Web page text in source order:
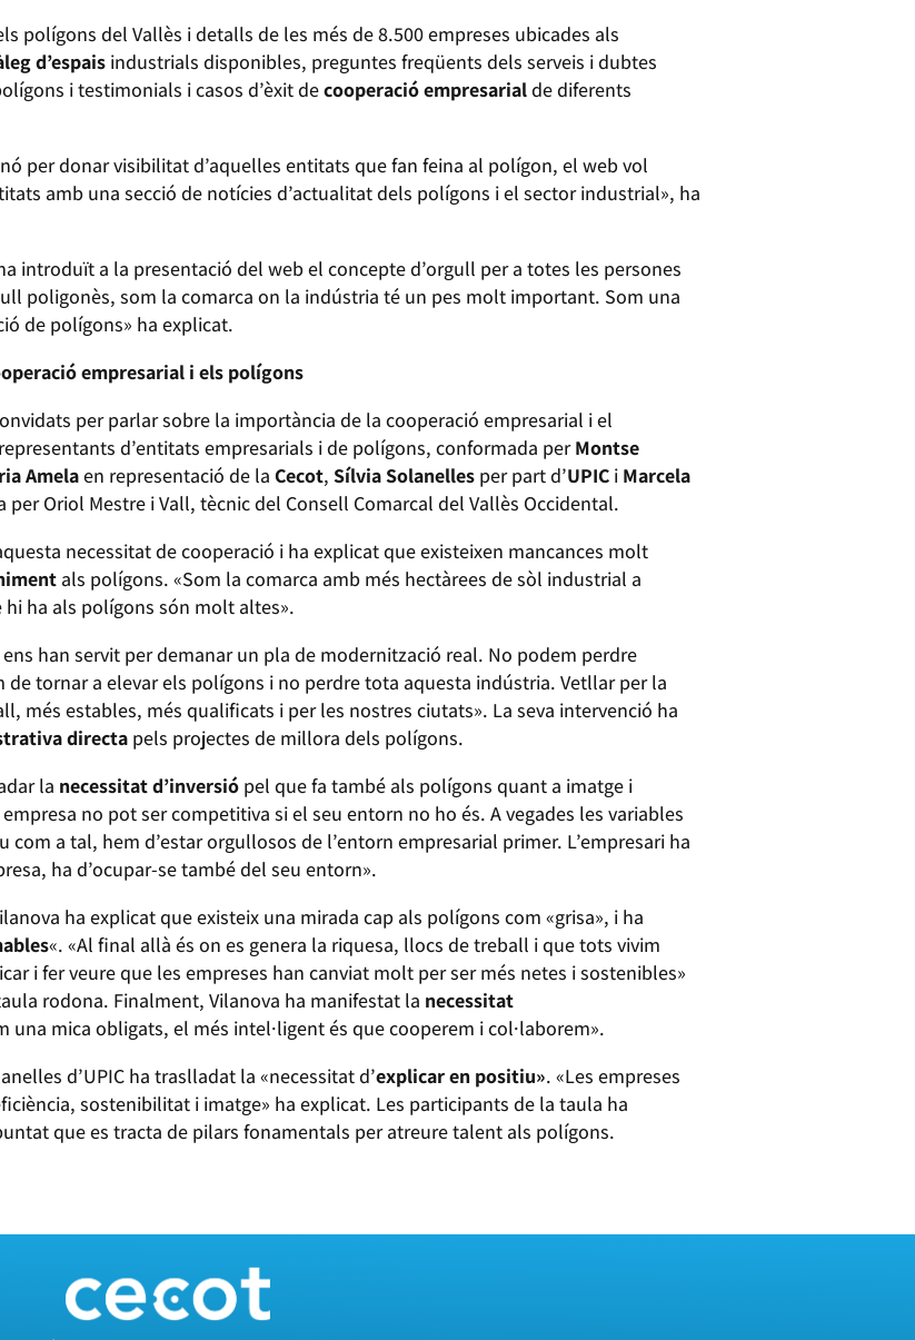
polígons del Vallès i detalls de les més de 8.500 empreses ubicades als
d’espais industrials disponibles, preguntes freqüents dels serveis i dubtes
i testimonials i casos d’èxit decooperació empresarialde diferents
per donar visibilitat d’aquelles entitats que fan feina al polígon, el web vol
amb una secció de notícies d’actualitat dels polígons i el sector industrial», ha
introduït a la presentació del web el concepte d’orgull per a totes les persones
poligonès, som la comarca on la indústria té un pes molt important. Som una
de polígons» ha explicat.
empresarial i els polígons
per parlar sobre la importància de la cooperació empresarial i el
d’entitats empresarials i de polígons, conformada perMontse
Amelaen representació de la Cecot, Sílvia Solanelles per part d’UPIC i Marcela
per Oriol Mestre i Vall, tècnic del Consell Comarcal del Vallès Occidental.
necessitat de cooperació i ha explicat que existeixen mancances molt
als polígons. «Som la comarca amb més hectàrees de sòl industrial a
hi ha als polígons són molt altes».
han servit per demanar un pla de modernització real. No podem perdre
tornar a elevar els polígons i no perdre tota aquesta indústria. Vetllar per la
més estables, més qualificats i per les nostres ciutats». La seva intervenció ha
directa pels projectes de millora dels polígons.
la necessitat d’inversió pel que fa també als polígons quant a imatge i
no pot ser competitiva si el seu entorn no ho és. A vegades les variables
a tal, hem d’estar orgullosos de l’entorn empresarial primer. L’empresari ha
ha d’ocupar-se també del seu entorn».
ha explicat que existeix una mirada cap als polígons com «grisa», i ha
«. «Al final allà és on es genera la riquesa, llocs de treball i que tots vivim
i fer veure que les empreses han canviat molt per ser més netes i sostenibles»
rodona. Finalment, Vilanova ha manifestat la necessitat
una mica obligats, el més intel·ligent és que cooperem i col·laborem».
d’UPIC ha traslladat la «necessitat d’explicar en positiu». «Les empreses
sostenibilitat i imatge» ha explicat. Les participants de la taula ha
que es tracta de pilars fonamentals per atreure talent als polígons.